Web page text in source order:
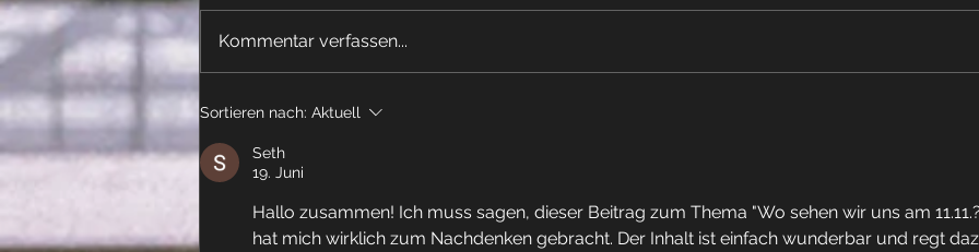
Kommentar verfassen...
Sortieren nach: Aktuell
Seth
19. Juni
Hallo zusammen! Ich muss sagen, dieser Beitrag zum Thema "Wo sehen wir uns am
hat mich wirklich zum Nachdenken gebracht. Der Inhalt ist einfach wunderbar und regt